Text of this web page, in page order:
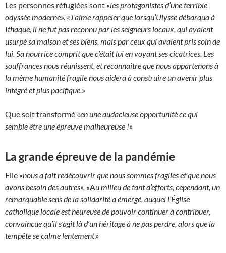
Les personnes réfugiées sont «les protagonistes d’une terrible
odyssée moderne». «J’aime rappeler que lorsqu’Ulysse débarqua à
Ithaque, il ne fut pas reconnu par les seigneurs locaux, qui avaient
usurpé sa maison et ses biens, mais par ceux qui avaient pris soin de
lui. Sa nourrice comprit que c’était lui en voyant ses cicatrices. Les
souffrances nous réunissent, et reconnaître que nous appartenons à
la même humanité fragile nous aidera à construire un avenir plus
intégré et plus pacifique.»
Que soit transformé «en une audacieuse opportunité ce qui
semble être une épreuve malheureuse !»
La grande épreuve de la pandémie
Elle «nous a fait redécouvrir que nous sommes fragiles et que nous
avons besoin des autres». «Au milieu de tant d’efforts, cependant, un
remarquable sens de la solidarité a émergé, auquel l’Église
catholique locale est heureuse de pouvoir continuer à contribuer,
convaincue qu’il s’agit là d’un héritage à ne pas perdre, alors que la
tempête se calme lentement.»